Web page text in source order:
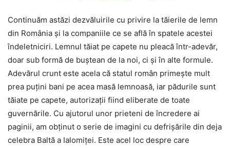
Continuăm astăzi dezvăluirile cu privire la tăierile de lemn
din România și la companiile ce se află în spatele acestei
îndeletniciri. Lemnul tăiat pe capete nu pleacă într-adevăr,
doar sub formă de buștean de la noi, ci și în alte formule.
Adevărul crunt este acela că statul român primește mult
prea puțini bani pe acea masă lemnoasă, iar pădurile sunt
tăiate pe capete, autorizații fiind eliberate de toate
guvernările. Cu ajutorul unor prieteni de încredere ai
paginii, am obținut o serie de imagini cu defrișările din deja
celebra Baltă a Ialomiței. Este acel loc despre care